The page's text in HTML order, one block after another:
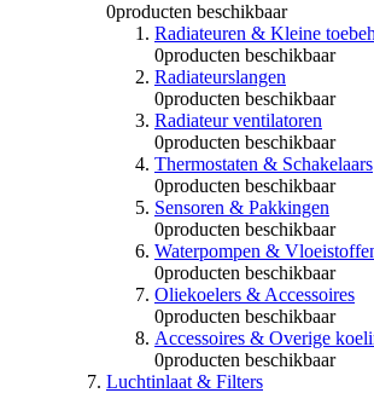
0producten beschikbaar
Radiateuren & Kleine
0producten beschikbaar
Radiateurslangen
0producten beschikbaar
Radiateur ventilatoren
0producten beschikbaar
Thermostaten & Schakelaars
0producten beschikbaar
Sensoren & Pakkingen
0producten beschikbaar
Waterpompen &
0producten beschikbaar
Oliekoelers & Accessoires
0producten beschikbaar
Accessoires & Overige
0producten beschikbaar
Luchtinlaat & Filters